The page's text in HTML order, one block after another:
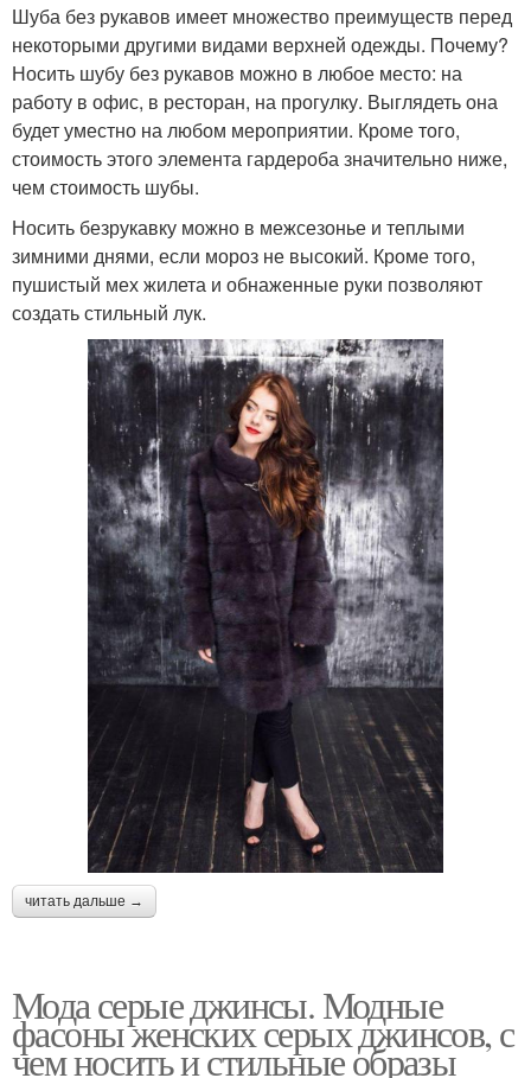
Шуба без рукавов имеет множество преимуществ перед
некоторыми другими видами верхней одежды. Почему?
Носить шубу без рукавов можно в любое место: на
работу в офис, в ресторан, на прогулку. Выглядеть она
будет уместно на любом мероприятии. Кроме того,
стоимость этого элемента гардероба значительно ниже,
чем стоимость шубы.
Носить безрукавку можно в межсезонье и теплыми
зимними днями, если мороз не высокий. Кроме того,
пушистый мех жилета и обнаженные руки позволяют
создать стильный лук.
читать дальше →
Мода серые джинсы. Модные
фасоны женских серых джинсов, с
чем носить и стильные образы